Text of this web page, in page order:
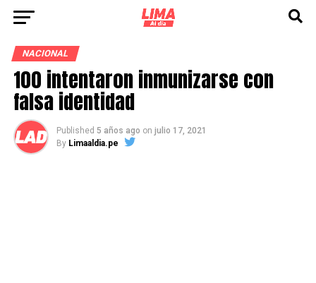
NACIONAL
100 intentaron inmunizarse con
falsa identidad
Published 5 años ago on julio 17, 2021
By Limaaldia.pe